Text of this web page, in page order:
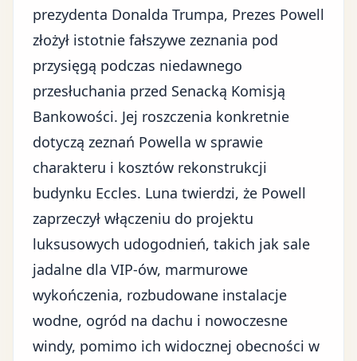
prezydenta Donalda Trumpa, Prezes Powell
złożył istotnie fałszywe zeznania pod
przysięgą podczas niedawnego
przesłuchania przed Senacką Komisją
Bankowości. Jej roszczenia konkretnie
dotyczą zeznań Powella w sprawie
charakteru i kosztów rekonstrukcji
budynku Eccles. Luna twierdzi, że Powell
zaprzeczył włączeniu do projektu
luksusowych udogodnień, takich jak sale
jadalne dla VIP-ów, marmurowe
wykończenia, rozbudowane instalacje
wodne, ogród na dachu i nowoczesne
windy, pomimo ich widocznej obecności w